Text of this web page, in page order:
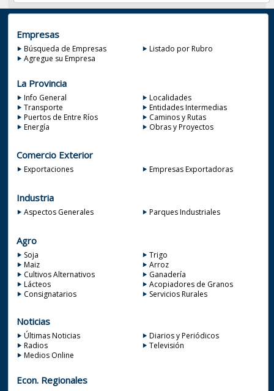
Empresas
Búsqueda de Empresas
Listado por Rubro
Agregue su Empresa
La Provincia
Info General
Localidades
Transporte
Entidades Intermedias
Puertos de Entre Ríos
Caminos y Rutas
Energía
Obras y Proyectos
Comercio Exterior
Exportaciones Empresas Exportadoras
Industria
Aspectos Generales Parques Industriales
Agro
Soja
Trigo
Maiz
Arroz
Cultivos Alternativos
Ganadería
Lácteos
Acopiadores de Granos
Consignatarios
Servicios Rurales
Noticias
Últimas Noticias
Diarios y Periódicos
Radios
Televisión
Medios Online
Econ. Regionales